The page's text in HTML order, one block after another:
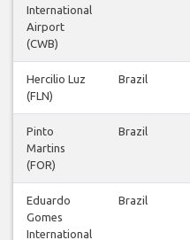
International
Airport
(CWB)
Hercilio Luz
(FLN)
Brazil
Pinto
Martins
(FOR)
Brazil
Eduardo
Gomes
International
Brazil